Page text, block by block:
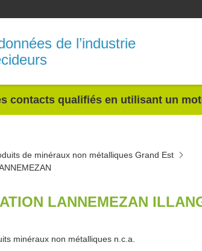
de l’industrie
contacts qualifiés en utilisant un
de minéraux non métalliques Grand Est
LANNEMEZAN
minéraux non métalliques n.c.a.